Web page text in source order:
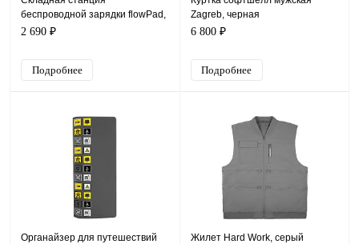
беспроводной зарядки flowPad,
серая
2 690 ₽
Подробнее
Zagreb, черная
6 800 ₽
Подробнее
Органайзер для путешествий
Жилет Hard Work, серый